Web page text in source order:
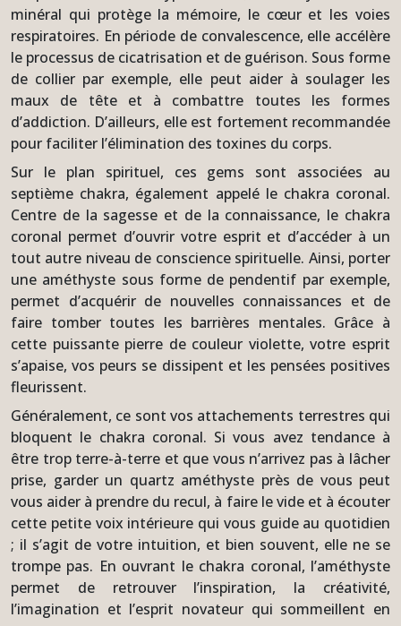
minéral qui protège la mémoire, le cœur et les voies
respiratoires. En période de convalescence, elle accélère
le processus de cicatrisation et de guérison. Sous forme
de collier par exemple, elle peut aider à soulager les
maux de tête et à combattre toutes les formes
d’addiction. D’ailleurs, elle est fortement recommandée
pour faciliter l’élimination des toxines du corps.
Sur le plan spirituel, ces gems sont associées au
septième chakra, également appelé le chakra coronal.
Centre de la sagesse et de la connaissance, le chakra
coronal permet d’ouvrir votre esprit et d’accéder à un
tout autre niveau de conscience spirituelle. Ainsi, porter
une améthyste sous forme de pendentif par exemple,
permet d’acquérir de nouvelles connaissances et de
faire tomber toutes les barrières mentales. Grâce à
cette puissante pierre de couleur violette, votre esprit
s’apaise, vos peurs se dissipent et les pensées positives
fleurissent.
Généralement, ce sont vos attachements terrestres qui
bloquent le chakra coronal. Si vous avez tendance à
être trop terre-à-terre et que vous n’arrivez pas à lâcher
prise, garder un quartz améthyste près de vous peut
vous aider à prendre du recul, à faire le vide et à écouter
cette petite voix intérieure qui vous guide au quotidien
; il s’agit de votre intuition, et bien souvent, elle ne se
trompe pas. En ouvrant le chakra coronal, l’améthyste
permet de retrouver l’inspiration, la créativité,
l’imagination et l’esprit novateur qui sommeillent en